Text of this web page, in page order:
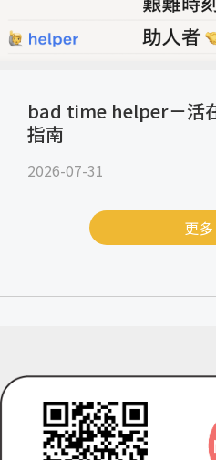
bad time helper－活
指南
2026-07-31
更多